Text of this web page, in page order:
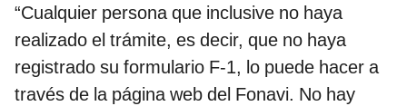
“Cualquier persona que inclusive no haya
realizado el trámite, es decir, que no haya
registrado su formulario F-1, lo puede hacer a
través de la página web del Fonavi. No hay